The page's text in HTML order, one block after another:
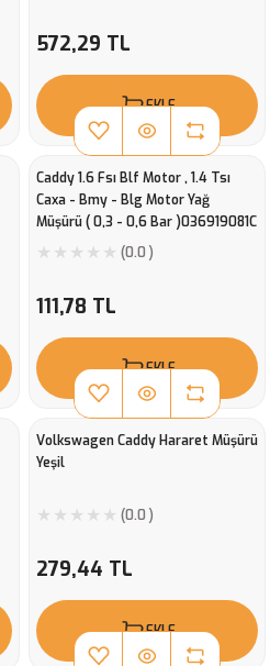
572,29 TL
EKLE
Caddy 1.6 Fsı Blf Motor , 1.4 Tsı
Caxa - Bmy - Blg Motor Yağ
Müşürü ( 0,3 - 0,6 Bar )036919081C
(0.0 )
111,78 TL
EKLE
Volkswagen Caddy Hararet Müşürü
Yeşil
(0.0 )
279,44 TL
EKLE